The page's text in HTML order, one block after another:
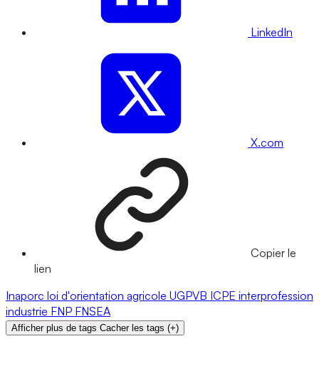
LinkedIn
X.com
Copier le
lien
Inaporc loi d'orientation agricole UGPVB ICPE interprofession
industrie FNP FNSEA
Afficher plus de tags Cacher les tags (+)